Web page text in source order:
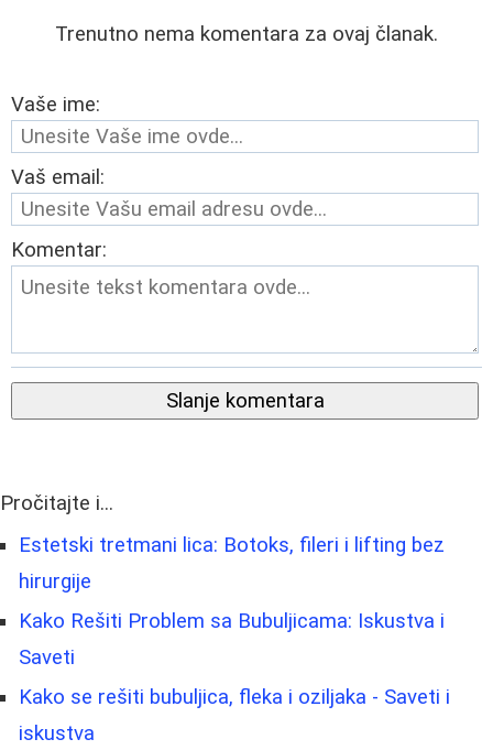
Trenutno nema komentara za ovaj članak.
Vaše ime:
Vaš email:
Komentar:
Slanje komentara
Pročitajte i...
Estetski tretmani lica: Botoks, fileri i lifting bez
hirurgije
Kako Rešiti Problem sa Bubuljicama: Iskustva i
Saveti
Kako se rešiti bubuljica, fleka i oziljaka - Saveti i
iskustva